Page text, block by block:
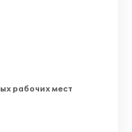
рабочих мест